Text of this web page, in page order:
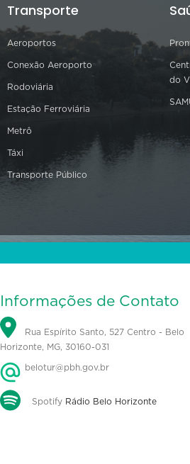
Transporte
Aeroportos
Conexão Aeroporto
Rodoviária
Estação Ferroviária
Metrô
Táxi
Transporte Público
do
Informações de Contato
Rua Espírito Santo, 527 Centro - Belo
Horizonte, MG, 30160-031
belotur@pbh.gov.br
Spotify Rádio Belo Horizonte